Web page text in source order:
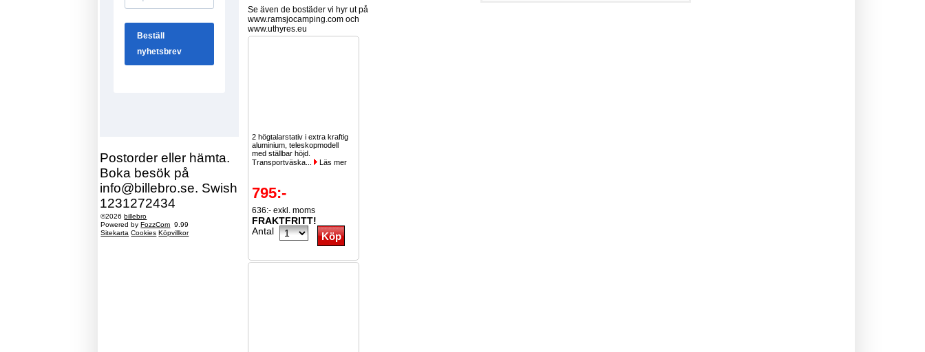
Postorder eller hämta.
Boka besök på
info@billebro.se. Swish
1231272434
©2026billebro
Powered byFozzCom 9.99
Sitekarta Cookies Köpvillkor
Se även de bostäder vi hyr ut på
www.ramsjocamping.com och
www.uthyres.eu
2 högtalarstativ i extra kraftig
aluminium, teleskopmodell
med ställbar höjd.
Transportväska...
Läs mer
795:-
636:- exkl. moms
FRAKTFRITT!
Antal